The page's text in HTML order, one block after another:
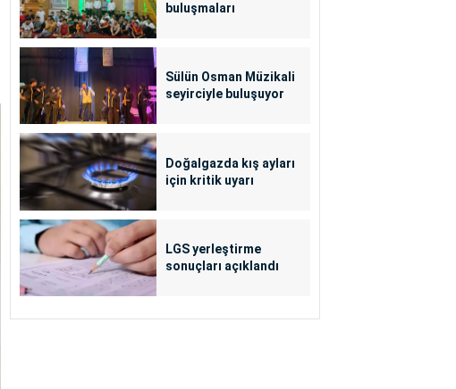
buluşmaları
Sülün Osman Müzikali
seyirciyle buluşuyor
Doğalgazda kış ayları
için kritik uyarı
LGS yerleştirme
sonuçları açıklandı